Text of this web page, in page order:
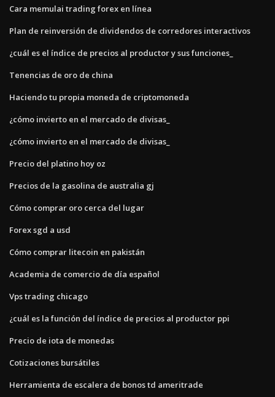
Cara memulai trading forex en línea
Plan de reinversión de dividendos de corredores interactivos
¿cuál es el índice de precios al productor y sus funciones_
Tenencias de oro de china
Haciendo tu propia moneda de criptomoneda
¿cómo invierto en el mercado de divisas_
¿cómo invierto en el mercado de divisas_
Precio del platino hoy oz
Precios de la gasolina de australia gj
Cómo comprar oro cerca del lugar
Forex sgd a usd
Cómo comprar litecoin en pakistán
Academia de comercio de día español
Vps trading chicago
¿cuál es la función del índice de precios al productor ppi
Precio de iota de monedas
Cotizaciones bursátiles
Herramienta de escalera de bonos td ameritrade